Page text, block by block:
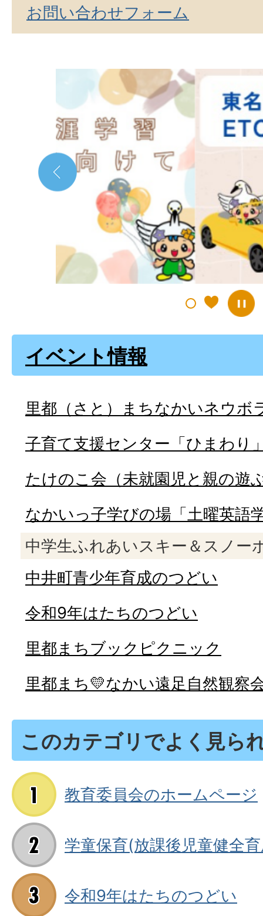
お問い合わせフォーム
枚
目
の
ス
ラ
ド
イベント情報
里都（さと）まちなかいネウボ
子育て支援センター「ひまわり
たけのこ会（未就園児と親の遊
なかいっ子学びの場「土曜英語
中学生ふれあいスキー＆スノー
中井町青少年育成のつどい
令和9年はたちのつどい
里都まちブックピクニック
里都まち💛なかい遠足自然観察
このカテゴリでよく見ら
教育委員会のホームページ
学童保育(放課後児童健全
令和9年はたちのつどい